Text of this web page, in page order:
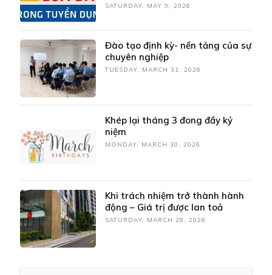
SATURDAY, MAY 9, 2026
Đào tạo định kỳ- nền tảng của sự
chuyên nghiệp
TUESDAY, MARCH 31, 2026
Khép lại tháng 3 đong đầy kỷ
niệm
MONDAY, MARCH 30, 2026
Khi trách nhiệm trở thành hành
động – Giá trị được lan toả
SATURDAY, MARCH 28, 2026